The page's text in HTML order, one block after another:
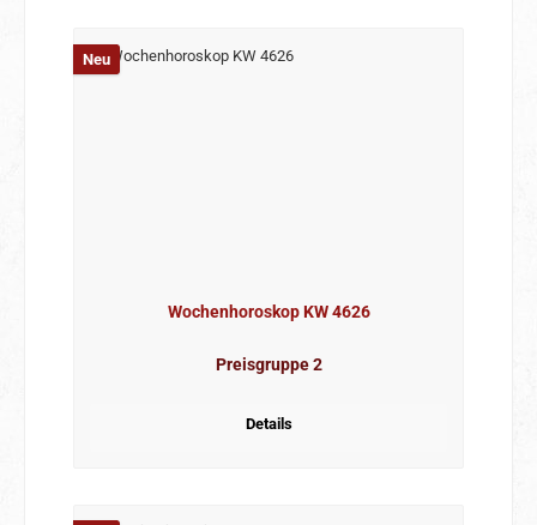
Neu
Wochenhoroskop KW 4626
Preisgruppe 2
Details